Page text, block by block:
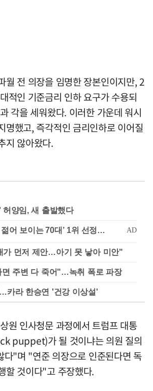
월 전 의장을 임명한 장본인이지만, 2
적인 기준금리 인하 요구가 수용되
각을 세워왔다. 이러한 가운데 워시
명했고, 즉각적인 금리인하로 이어질
지 않아왔다.
허양임, 새 출발했다
가 먼저 제안…아기 못 낳아 미안"
주변 다 죽어"…녹취 폭로 파장
카라 한승연 '건강 이상설'
원 인사청문 과정에서 트럼프 대통
puppet)가 될 것이냐는 의원 질의
다"며 "연준 의장으로 인준된다면 독
할 것이다"고 주장했다.